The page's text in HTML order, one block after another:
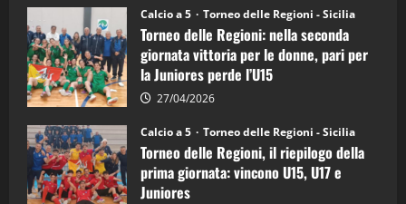
Torneo
delle
Regioni
di
calcio
a
5:
la
Juniores
è
vicecampione
d’Italia
Calcio a 5 Torneo delle Regioni - Sicilia
Torneo delle Regioni: nella seconda
giornata vittoria per le donne, pari per
la Juniores perde l’U15
27/04/2026
Calcio a 5 Torneo delle Regioni - Sicilia
Torneo delle Regioni, il riepilogo della
prima giornata: vincono U15, U17 e
Juniores